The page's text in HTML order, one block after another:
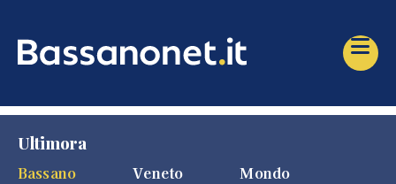
Ultimora
Bassano
Veneto Mondo